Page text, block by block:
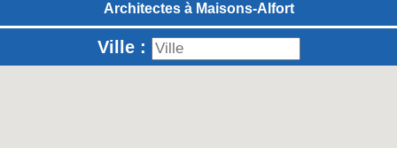
Architectes à Maisons-Alfort
Ville :